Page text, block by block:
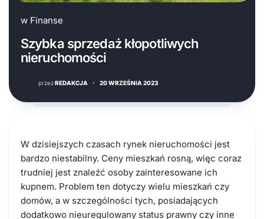
w Finanse
Szybka sprzedaż kłopotliwych
nieruchomości
przezREDAKCJA · 20 WRZEŚNIA 2023
W dzisiejszych czasach rynek nieruchomości jest
bardzo niestabilny. Ceny mieszkań rosną, więc coraz
trudniej jest znaleźć osoby zainteresowane ich
kupnem. Problem ten dotyczy wielu mieszkań czy
domów, a w szczególności tych, posiadających
dodatkowo nieuregulowany status prawny czy inne